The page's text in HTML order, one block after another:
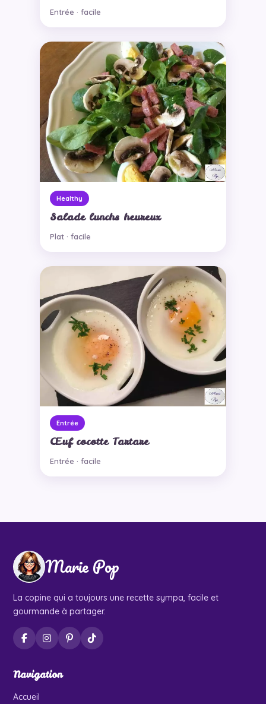
Entrée · facile
Healthy
Salade lunchs heureux
Plat · facile
Entrée
Œuf cocotte Tartare
Entrée · facile
Marie Pop
La copine qui a toujours une recette sympa, facile et
gourmande à partager.
Navigation
Accueil